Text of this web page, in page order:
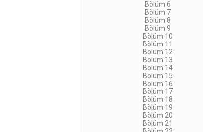
Bölüm 6
Bölüm 7
Bölüm 8
Bölüm 9
Bölüm 10
Bölüm 11
Bölüm 12
Bölüm 13
Bölüm 14
Bölüm 15
Bölüm 16
Bölüm 17
Bölüm 18
Bölüm 19
Bölüm 20
Bölüm 21